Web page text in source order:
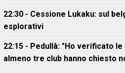
22:30 - Cessione Lukaku: sul
esplorativi
22:15 - Pedullà: "Ho verificato
almeno tre club hanno chiesto